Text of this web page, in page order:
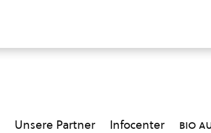
Unsere Partner Infocenter bio